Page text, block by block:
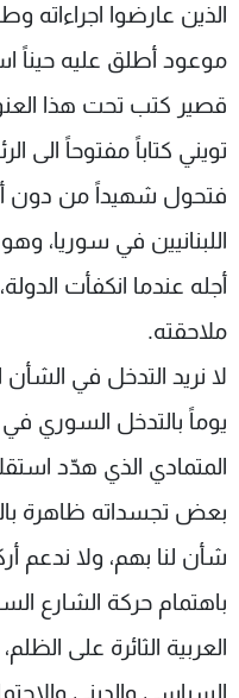
الذين عارضوا اجراءاته
موعود أطلق عليه
قصير كتب تحت هذا
تويني كتاباً مفتوحاً الى
فتحول شهيداً من دون
اللبنانيين في سوريا،
أجله عندما انكفأت
ملاحقته.
لا نريد التدخل في
يوماً بالتدخل السوري في
المتمادي الذي هدّد
بعض تجسداته ظاهرة
شأن لنا بهم، ولا ندعم
باهتمام حركة الشارع
العربية الثائرة على
الإنـتـاج
لاعلاناتكم